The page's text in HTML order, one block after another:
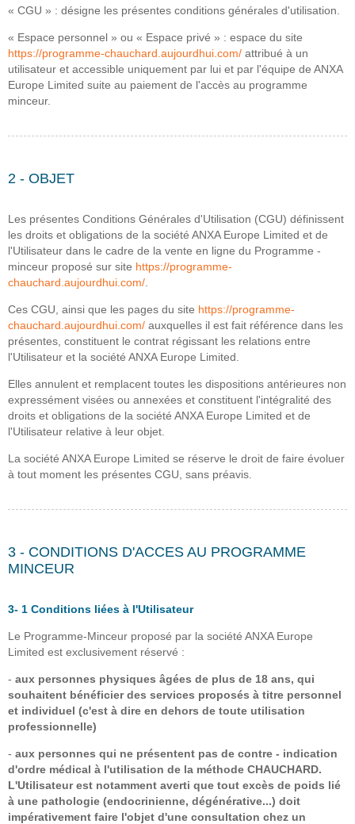
« CGU » : désigne les présentes conditions générales d'utilisation.
« Espace personnel » ou « Espace privé » : espace du site
https://programme-chauchard.aujourdhui.com/ attribué à un
utilisateur et accessible uniquement par lui et par l'équipe de ANXA
Europe Limited suite au paiement de l'accès au programme
minceur.
2 - OBJET
Les présentes Conditions Générales d'Utilisation (CGU) définissent
les droits et obligations de la société ANXA Europe Limited et de
l'Utilisateur dans le cadre de la vente en ligne du Programme -
minceur proposé sur site https://programme-
chauchard.aujourdhui.com/
Ces CGU, ainsi que les pages du site https://programme-
chauchard.aujourdhui.com/ auxquelles il est fait référence dans les
présentes, constituent le contrat régissant les relations entre
l'Utilisateur et la société ANXA Europe Limited.
Elles annulent et remplacent toutes les dispositions antérieures non
expressément visées ou annexées et constituent l'intégralité des
droits et obligations de la société ANXA Europe Limited et de
l'Utilisateur relative à leur objet.
La société ANXA Europe Limited se réserve le droit de faire évoluer
à tout moment les présentes CGU, sans préavis.
3 - CONDITIONS D'ACCES AU PROGRAMME
MINCEUR
3- 1 Conditions liées à l'Utilisateur
Le Programme-Minceur proposé par la société ANXA Europe
Limited est exclusivement réservé :
- aux personnes physiques âgées de plus de 18 ans, qui
souhaitent bénéficier des services proposés à titre personnel
et individuel (c'est à dire en dehors de toute utilisation
professionnelle)
- aux personnes qui ne présentent pas de contre - indication
d'ordre médical à l'utilisation de la méthode CHAUCHARD.
L'Utilisateur est notamment averti que tout excès de poids lié
à une pathologie (endocrinienne, dégénérative...) doit
impérativement faire l'objet d'une consultation chez un